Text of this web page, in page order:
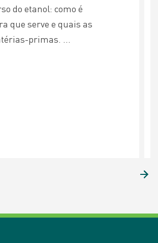
do etanol: como é
que serve e quais as
primas. ...